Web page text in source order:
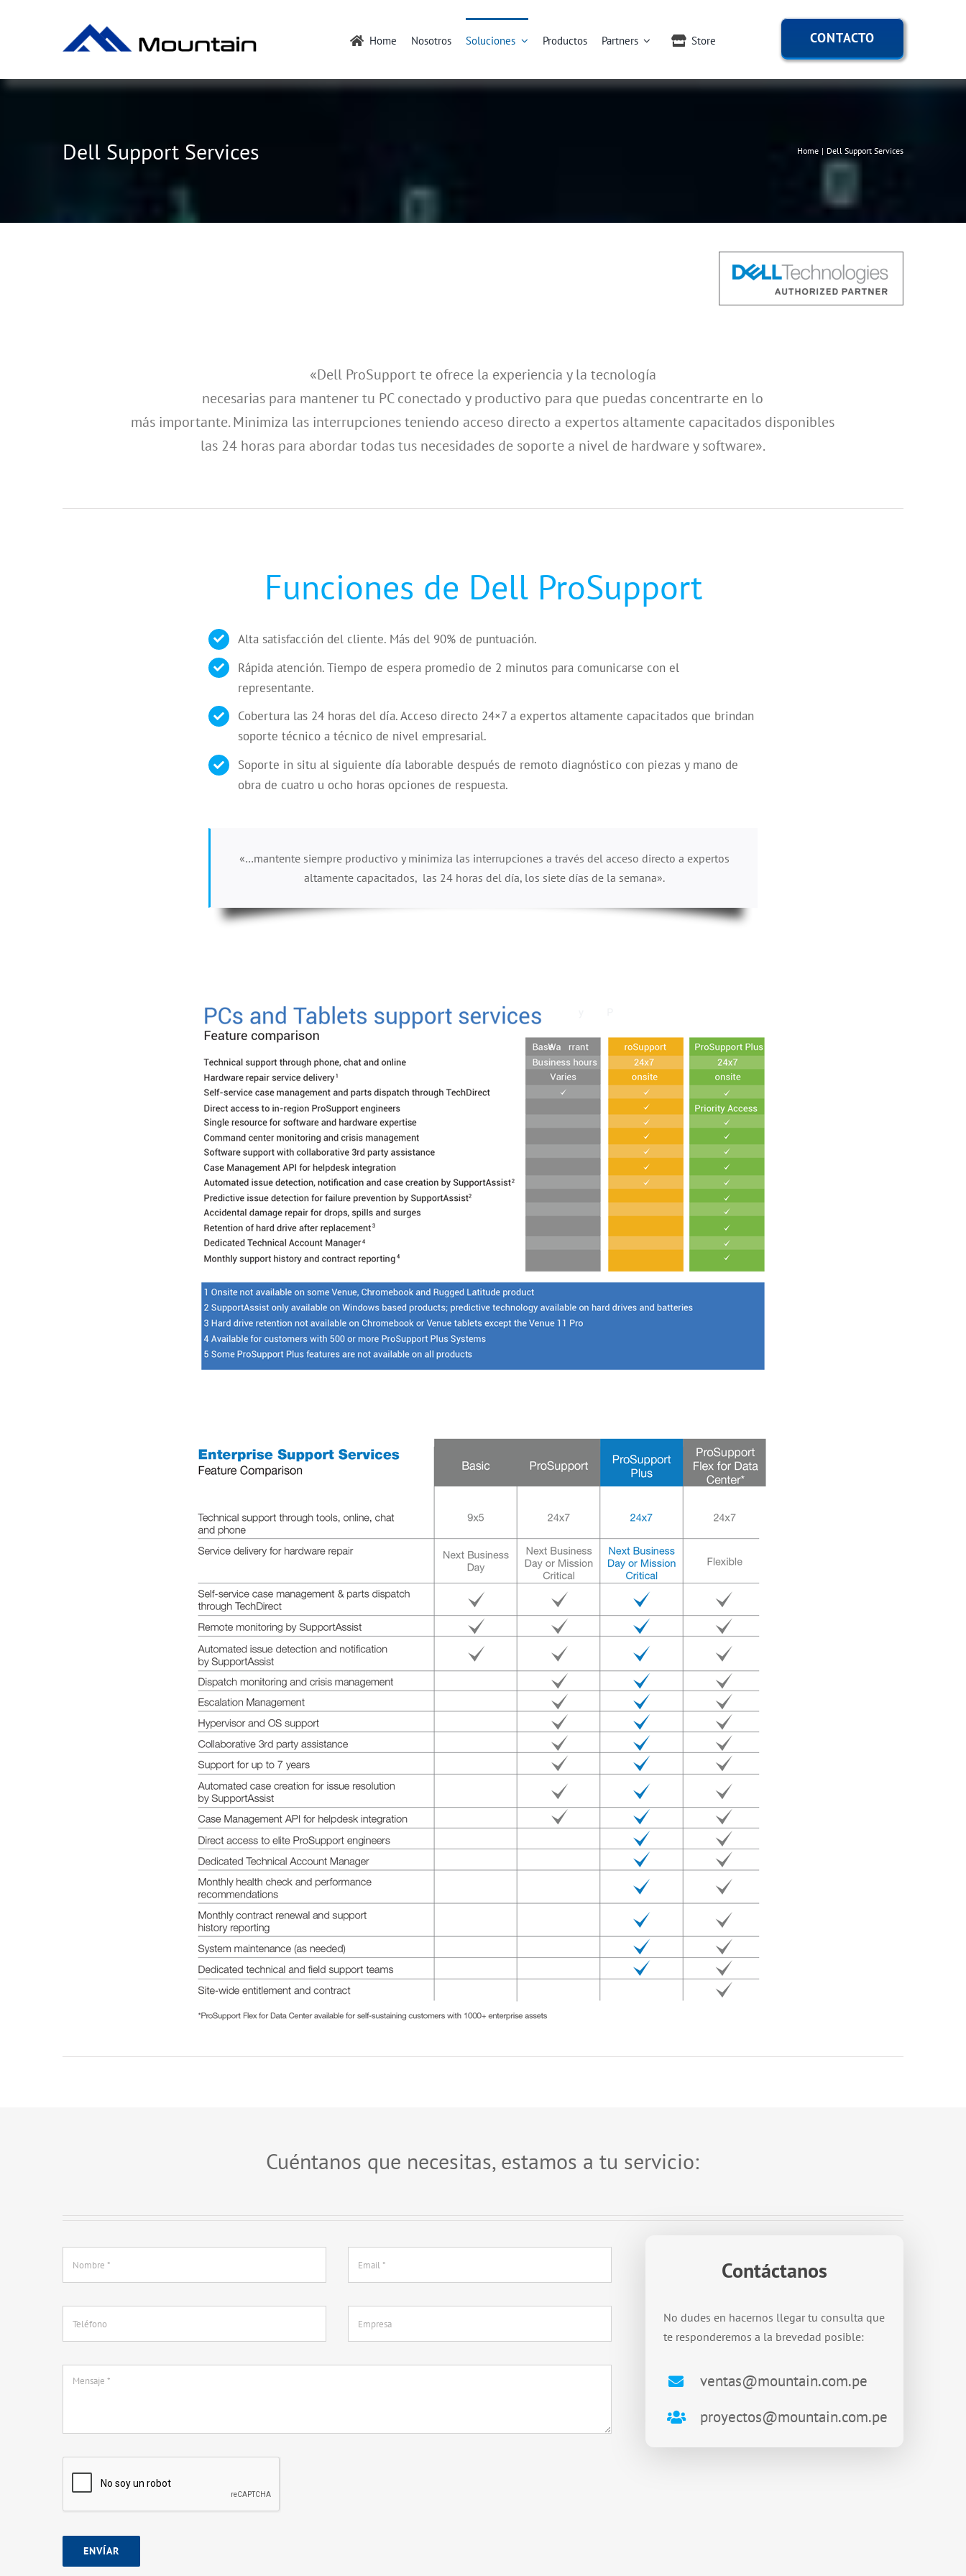
Home Nosotros Soluciones Productos Partners Store CONTACTO
Dell Support Services Home Dell Support Services
«Dell ProSupport te ofrece la experiencia y la tecnología
necesarias para mantener tu PC conectado y productivo para que puedas concentrarte en lo
más importante. Minimiza las interrupciones teniendo acceso directo a expertos altamente capacitados disponibles
las 24 horas para abordar todas tus necesidades de soporte a nivel de hardware y software».
Funciones de Dell ProSupport
Alta satisfacción del cliente. Más del 90% de puntuación.
Rápida atención. Tiempo de espera promedio de 2 minutos para comunicarse con el
representante.
Cobertura las 24 horas del día. Acceso directo 24×7 a expertos altamente capacitados que brindan
soporte técnico a técnico de nivel empresarial.
Soporte in situ al siguiente día laborable después de remoto diagnóstico con piezas y mano de
obra de cuatro u ocho horas opciones de respuesta.
«…mantente siempre productivo y minimiza las interrupcionesa través del acceso directo a expertos
altamente capacitados, las 24 horas del día, los siete días de la semana».
Cuéntanos que necesitas, estamos a tu servicio:
ENVÍAR
Contáctanos
No dudes en hacernos llegar tu consulta que
te responderemos a la brevedad posible:
ventas@mountain.com.pe
proyectos@mountain.com.pe